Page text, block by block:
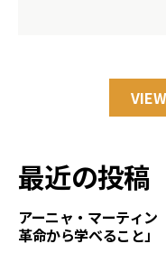
最近の投稿
アーニャ・マーティ
革命から学べること」